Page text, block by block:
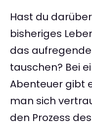
Hast du
bisheriges
das aufregende
tauschen? Bei
Abenteuer gibt
man sich
den Prozess